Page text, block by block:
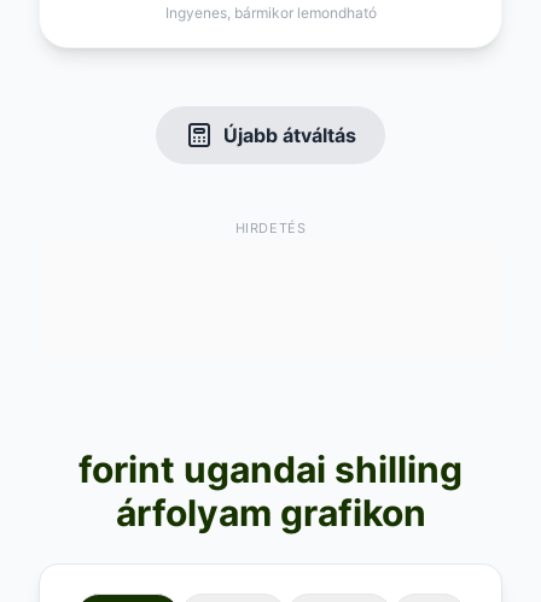
Ingyenes, bármikor lemondható
Újabb átváltás
HIRDETÉS
forint ugandai shilling
árfolyam grafikon